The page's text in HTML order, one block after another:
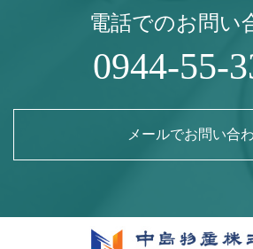
電話でのお問い
0944-55-
メールでお問い合